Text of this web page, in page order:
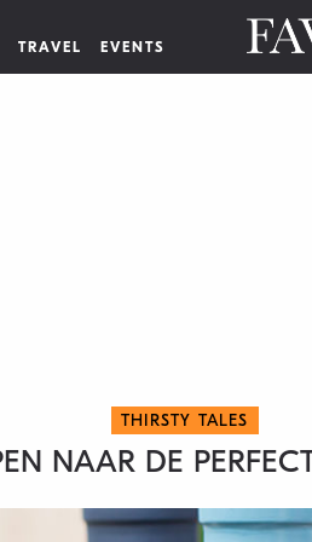
TRAVEL EVENTS
THIRSTY TALES
NAAR DE